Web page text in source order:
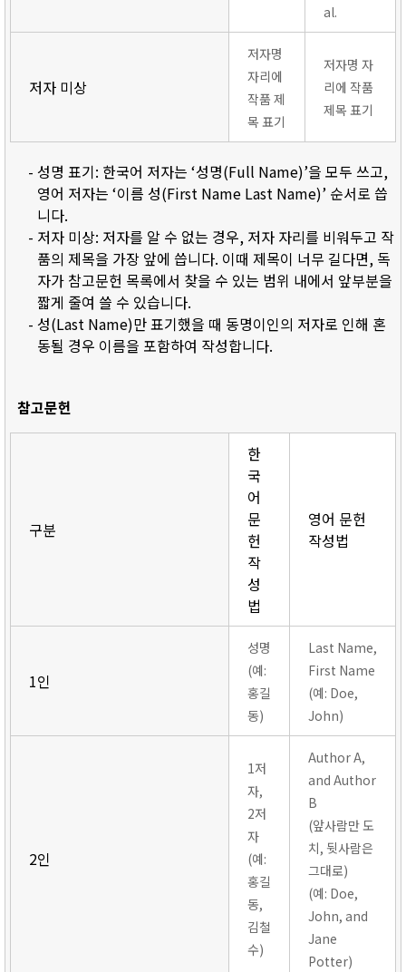
al.
저자 미상
저자명
자리에
작품 제
목 표기
저자명 자
리에 작품
제목 표기
- 성명 표기: 한국어 저자는 ‘성명(Full Name)’을 모두 쓰고,
영어 저자는 ‘이름 성(First Name Last Name)’ 순서로 씁
니다.
- 저자 미상: 저자를 알 수 없는 경우, 저자 자리를 비워두고 작
품의 제목을 가장 앞에 씁니다. 이때 제목이 너무 길다면, 독
자가 참고문헌 목록에서 찾을 수 있는 범위 내에서 앞부분을
짧게 줄여 쓸 수 있습니다.
- 성(Last Name)만 표기했을 때 동명이인의 저자로 인해 혼
동될 경우 이름을 포함하여 작성합니다.
참고문헌
구분
한
국
어
문
헌
작
성
법
영어 문헌
작성법
1인
성명
(예:
홍길
동)
Last Name,
First Name
(예: Doe,
John)
2인
1저
자,
2저
자
(예:
홍길
동,
김철
수)
Author A,
and Author
B
(앞사람만 도
치, 뒷사람은
그대로)
(예: Doe,
John, and
Jane
Potter)